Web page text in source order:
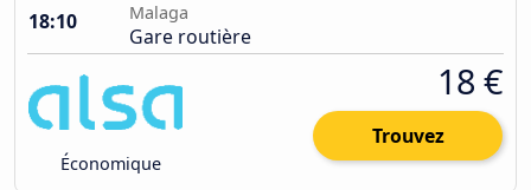
18:10
Malaga
Gare routière
Économique
18 €
Trouvez